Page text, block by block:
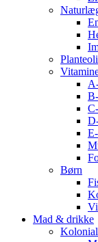
Børn
Mad & drikke